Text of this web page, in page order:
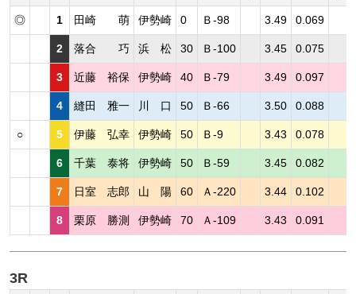
◎ 1 田崎 萌 伊勢崎 0 Ｂ-98 3.49 0.069
2 落合 巧 浜 松 30 Ｂ-100 3.45 0.075
3 近藤 裕保 伊勢崎 40 Ｂ-79 3.49 0.097
4 縫田 雅一 川 口 50 Ｂ-66 3.50 0.088
○ 5 伊藤 弘幸 伊勢崎 50 Ｂ-9 3.43 0.078
6 千葉 泰将 伊勢崎 50 Ｂ-59 3.45 0.082
7 日室 志郎 山 陽 60 Ａ-220 3.44 0.102
8 栗原 勝測 伊勢崎 70 Ａ-109 3.43 0.091
3R